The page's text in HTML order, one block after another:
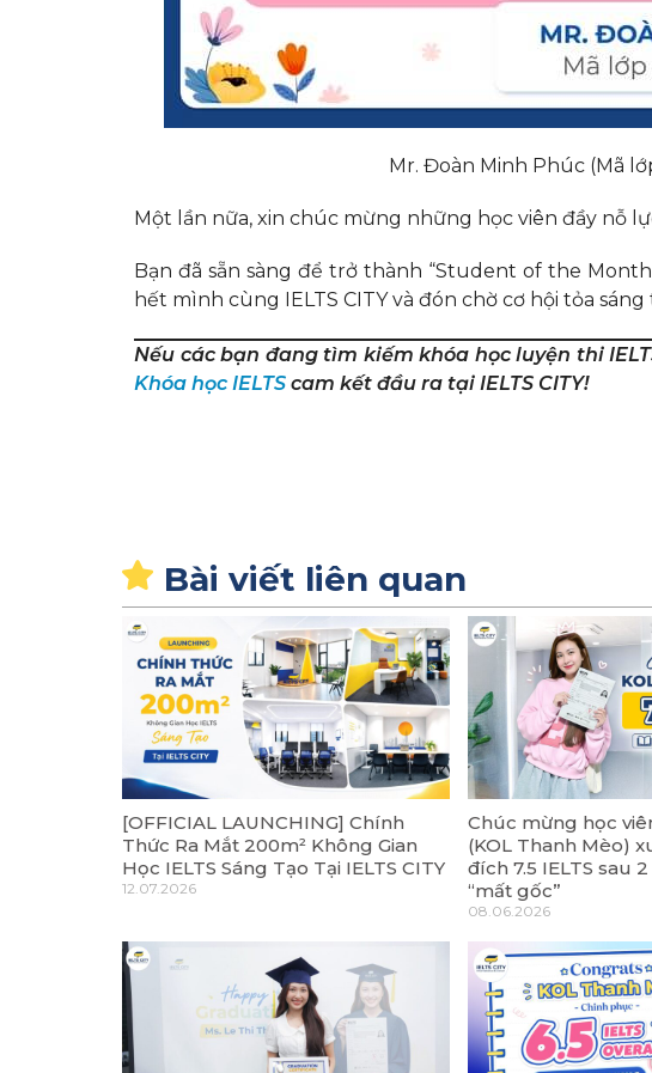
Mr. Đoàn Minh Phúc (Mã
Một lần nữa, xin chúc mừng những học viên đầy nỗ
Bạn đã sẵn sàng để trở thành “Student of the
hết mình cùng IELTS CITY và đón chờ cơ hội tỏa
Nếu các bạn đang tìm kiếm khóa học luyện thi
Khóa học IELTS cam kết đầu ra tại IELTS CITY!
Bài viết liên quan
[OFFICIAL LAUNCHING] Chính
Thức Ra Mắt 200m² Không Gian
Học IELTS Sáng Tạo Tại IELTS CITY
12.07.2026
Chúc mừng học
(KOL Thanh Mèo)
đích 7.5 IELTS sau
“mất gốc”
08.06.2026